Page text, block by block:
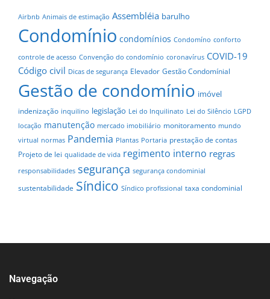
Airbnb Animais de estimação Assembléia barulho
Condomínio condomínios Condomíno conforto
controle de acesso Convenção do condomínio coronavírus COVID-19
Código civil Dicas de segurança Elevador Gestão Condomínial
Gestão de condomínio imóvel
indenização inquilino legislação Lei do Inquilinato Lei do Silêncio LGPD
locação manutenção mercado imobiliário monitoramento mundo
virtual normas Pandemia Plantas Portaria prestação de contas
Projeto de lei qualidade de vida regimento interno regras
responsabilidades segurança segurança condominial
sustentabilidade Síndico Síndico profissional taxa condominial
Navegação